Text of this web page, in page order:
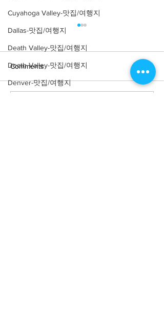
Cuyahoga Valley-맛집/여행지
Dallas-맛집/여행지
Death Valley-맛집/여행지
Death Valley-맛집/여행지
Denver-맛집/여행지
Comments